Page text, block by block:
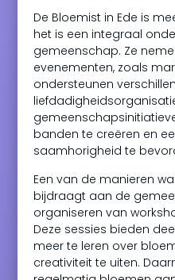
De Bloemist in Ede is
het is een integraal
gemeenschap. Ze
evenementen, zoals
ondersteunen
banden te creëren en
saamhorigheid te
Een van de manieren
bijdraagt aan de
organiseren van
Deze sessies bieden
meer te leren over
creativiteit te uiten.